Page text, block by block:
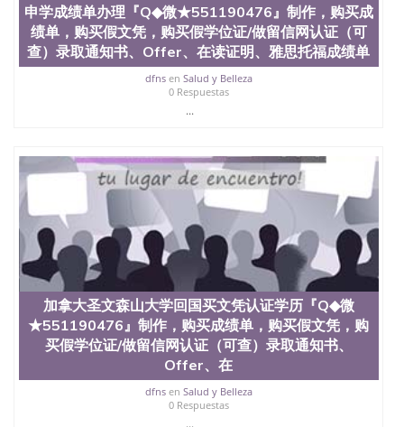
申学成绩单办理『Q◆微★551190476』制作，购买成
绩单，购买假文凭，购买假学位证/做留信网认证（可
查）录取通知书、Offer、在读证明、雅思托福成绩单
dfnsen Salud y Belleza
0 Respuestas
...
加拿大圣文森山大学回国买文凭认证学历『Q◆微
★551190476』制作，购买成绩单，购买假文凭，购
买假学位证/做留信网认证（可查）录取通知书、
Offer、在
dfnsen Salud y Belleza
0 Respuestas
...